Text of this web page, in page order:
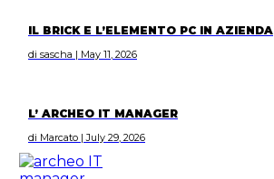
IL BRICK E L’ELEMENTO PC IN AZIENDA
di sascha | May 11, 2026
L’ ARCHEO IT MANAGER
di Marcato | July 29, 2026